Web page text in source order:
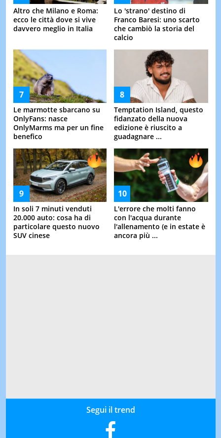
Altro che Milano e Roma:
ecco le città dove si vive
davvero meglio in Italia
Lo 'strano' destino di
Franco Baresi: uno scarto
che cambiò la storia del
calcio
Le marmotte sbarcano su
OnlyFans: nasce
OnlyMarms ma per un fine
benefico
Temptation Island, questo
fidanzato della nuova
edizione è riuscito a
guadagnare ...
In soli 7 minuti venduti
20.000 auto: cosa ha di
particolare questo nuovo
SUV cinese
L'errore che molti fanno
con l'acqua durante
l'allenamento (e in estate è
ancora più ...
Segui il trend